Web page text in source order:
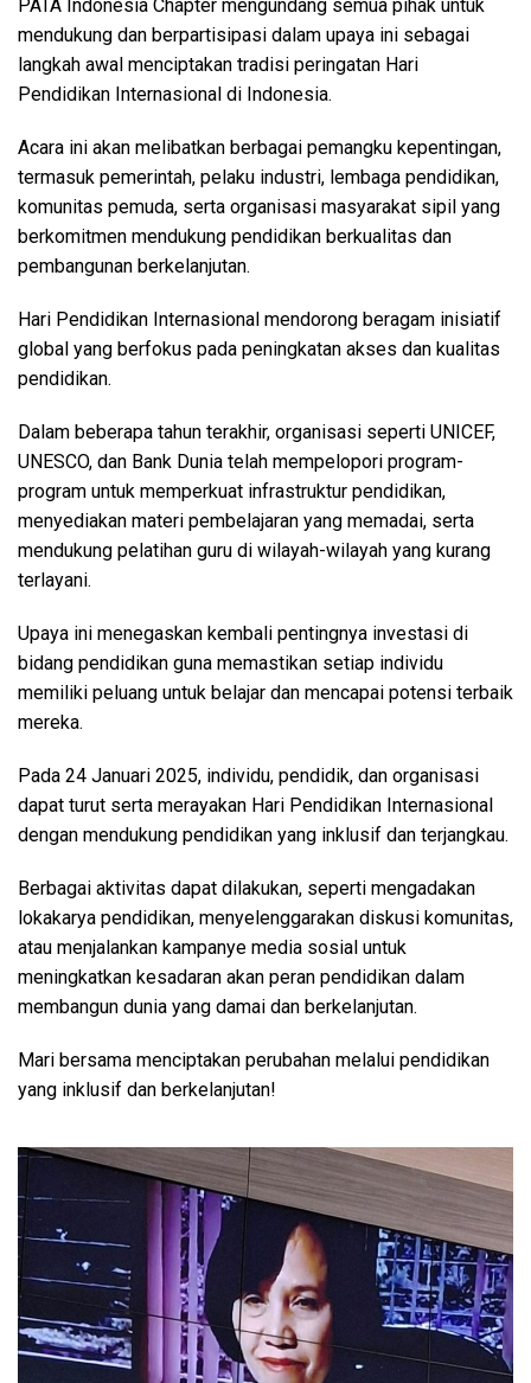
PATA Indonesia Chapter mengundang semua pihak untuk
mendukung dan berpartisipasi dalam upaya ini sebagai
langkah awal menciptakan tradisi peringatan Hari
Pendidikan Internasional di Indonesia.
Acara ini akan melibatkan berbagai pemangku kepentingan,
termasuk pemerintah, pelaku industri, lembaga pendidikan,
komunitas pemuda, serta organisasi masyarakat sipil yang
berkomitmen mendukung pendidikan berkualitas dan
pembangunan berkelanjutan.
Hari Pendidikan Internasional mendorong beragam inisiatif
global yang berfokus pada peningkatan akses dan kualitas
pendidikan.
Dalam beberapa tahun terakhir, organisasi seperti UNICEF,
UNESCO, dan Bank Dunia telah mempelopori program-
program untuk memperkuat infrastruktur pendidikan,
menyediakan materi pembelajaran yang memadai, serta
mendukung pelatihan guru di wilayah-wilayah yang kurang
terlayani.
Upaya ini menegaskan kembali pentingnya investasi di
bidang pendidikan guna memastikan setiap individu
memiliki peluang untuk belajar dan mencapai potensi terbaik
mereka.
Pada 24 Januari 2025, individu, pendidik, dan organisasi
dapat turut serta merayakan Hari Pendidikan Internasional
dengan mendukung pendidikan yang inklusif dan terjangkau.
Berbagai aktivitas dapat dilakukan, seperti mengadakan
lokakarya pendidikan, menyelenggarakan diskusi komunitas,
atau menjalankan kampanye media sosial untuk
meningkatkan kesadaran akan peran pendidikan dalam
membangun dunia yang damai dan berkelanjutan.
Mari bersama menciptakan perubahan melalui pendidikan
yang inklusif dan berkelanjutan!